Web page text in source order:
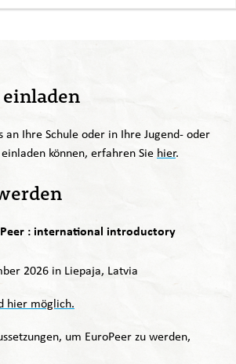
einladen
an Ihre Schule oder in Ihre Jugend- oder
können, erfahren Sie hier.
: international introductory
2026 in Liepaja, Latvia
hier möglich.
um EuroPeer zu werden,